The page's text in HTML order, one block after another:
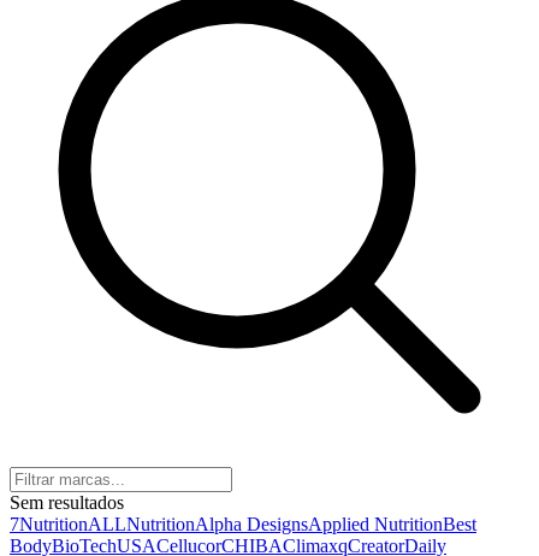
Sem resultados
7NutritionALLNutritionAlpha DesignsApplied NutritionBest
BodyBioTechUSACellucorCHIBAClimaxqCreatorDaily